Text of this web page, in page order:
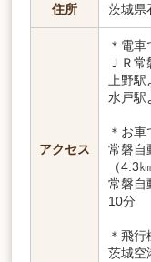
住所 茨城県
アクセス
＊電
ＪＲ
上野駅
水戸駅
＊お
常磐自
（4.3㎞
常磐自
10分
＊飛
茨城空